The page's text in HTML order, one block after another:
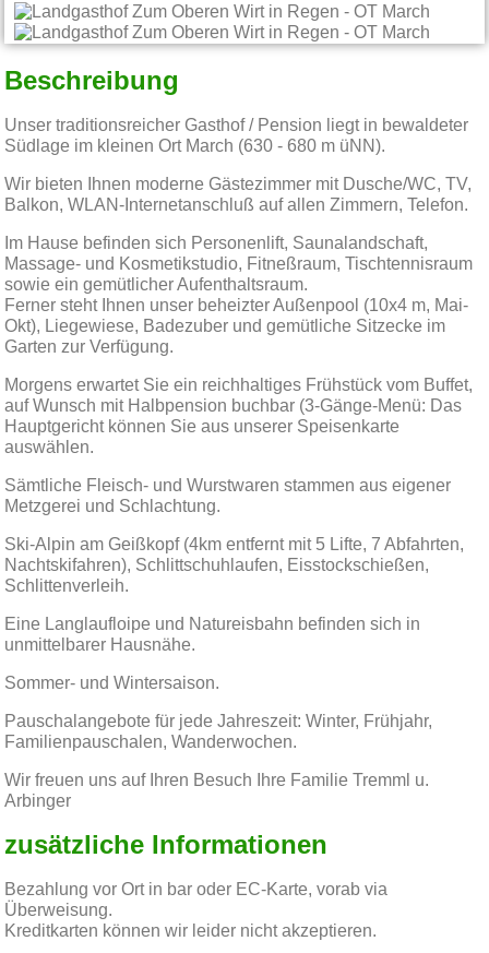
Beschreibung
Unser traditionsreicher Gasthof / Pension liegt in bewaldeter
Südlage im kleinen Ort March (630 - 680 m üNN).
Wir bieten Ihnen moderne Gästezimmer mit Dusche/WC, TV,
Balkon, WLAN-Internetanschluß auf allen Zimmern, Telefon.
Im Hause befinden sich Personenlift, Saunalandschaft,
Massage- und Kosmetikstudio, Fitneßraum, Tischtennisraum
sowie ein gemütlicher Aufenthaltsraum.
Ferner steht Ihnen unser beheizter Außenpool (10x4 m, Mai-
Okt), Liegewiese, Badezuber und gemütliche Sitzecke im
Garten zur Verfügung.
Morgens erwartet Sie ein reichhaltiges Frühstück vom Buffet,
auf Wunsch mit Halbpension buchbar (3-Gänge-Menü: Das
Hauptgericht können Sie aus unserer Speisenkarte
auswählen.
Sämtliche Fleisch- und Wurstwaren stammen aus eigener
Metzgerei und Schlachtung.
Ski-Alpin am Geißkopf (4km entfernt mit 5 Lifte, 7 Abfahrten,
Nachtskifahren), Schlittschuhlaufen, Eisstockschießen,
Schlittenverleih.
Eine Langlaufloipe und Natureisbahn befinden sich in
unmittelbarer Hausnähe.
Sommer- und Wintersaison.
Pauschalangebote für jede Jahreszeit: Winter, Frühjahr,
Familienpauschalen, Wanderwochen.
Wir freuen uns auf Ihren Besuch Ihre Familie Tremml u.
Arbinger
zusätzliche Informationen
Bezahlung vor Ort in bar oder EC-Karte, vorab via
Überweisung.
Kreditkarten können wir leider nicht akzeptieren.